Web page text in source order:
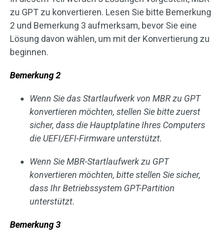
zu GPT zu konvertieren. Lesen Sie bitte Bemerkung
2 und Bemerkung 3 aufmerksam, bevor Sie eine
Lösung davon wählen, um mit der Konvertierung zu
beginnen.
Bemerkung 2
Wenn Sie das Startlaufwerk von MBR zu GPT
konvertieren möchten, stellen Sie bitte zuerst
sicher, dass die Hauptplatine Ihres Computers
die UEFI/EFI-Firmware unterstützt.
Wenn Sie MBR-Startlaufwerk zu GPT
konvertieren möchten, bitte stellen Sie sicher,
dass Ihr Betriebssystem GPT-Partition
unterstützt.
Bemerkung 3